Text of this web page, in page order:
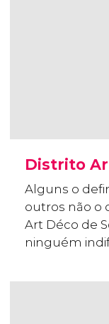
Distrito
Alguns o
outros não o
Art Déco de
ninguém